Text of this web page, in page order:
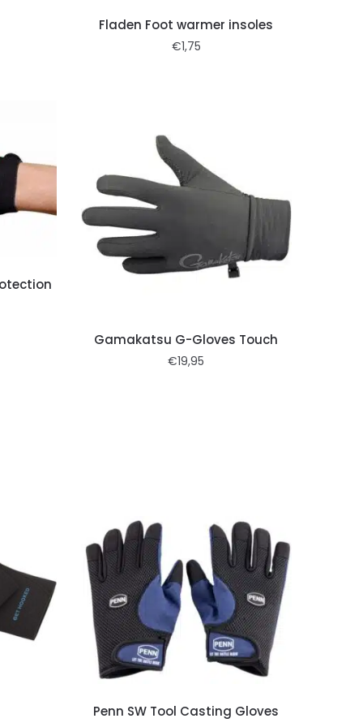
Fladen Foot warmer insoles
€1,75
Gamakatsu G-Gloves Touch
€19,95
Penn SW Tool Casting Gloves